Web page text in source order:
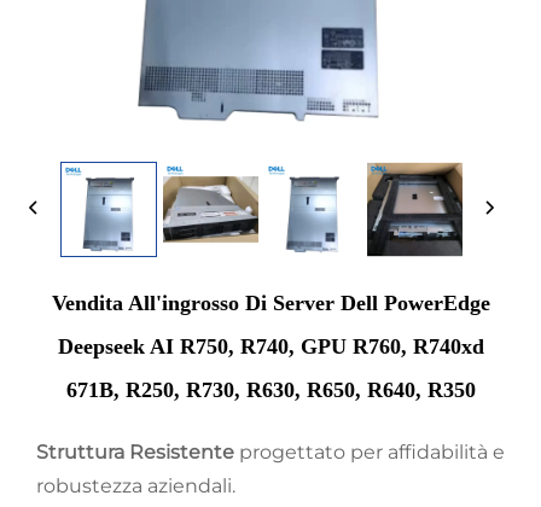
Vendita All'ingrosso Di Server Dell PowerEdge
Deepseek AI R750, R740, GPU R760, R740xd
671B, R250, R730, R630, R650, R640, R350
Struttura Resistente progettato per affidabilità e
robustezza aziendali.